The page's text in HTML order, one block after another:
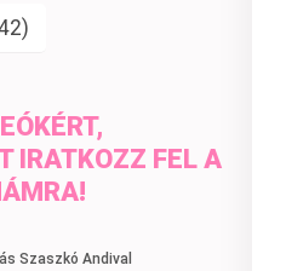
IRATKOZZ FEL A